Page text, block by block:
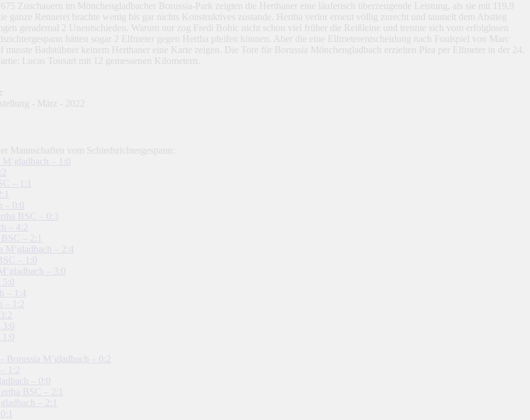
Zuschauern im Mönchengladbacher Borussia-Park zeigten die Herthaner eine läuferisch überzeugende Leistung, als sie mit 119,9
ganze Rennerei brachte wenig bis gar nichts Konstruktives zustande. Hertha verlor erneut völlig zurecht und taumelt dem Abstieg
gerademal 2 Unentschieden. Warum nur zog Fredi Bobic nicht schon viel früher die Reißleine und trennte sich vom erfolglosen
hätten sogar 2 Elfmeter gegen Hertha pfeifen können. Aber die eine Elfmeterentscheidung nach Foulspiel von Marc
Badstübner keinem Herthaner eine Karte zeigen. Die Tore für Borussia Mönchengladbach erzielten Plea per Elfmeter in der 24.
Lucas Tousart mit 12 gemessenen Kilometern.
Mannschaften vom Schiedsrichtergespann:
– 1:0
– 1:1
– 0:0
BSC – 0:3
– 4:2
– 2:1
M’gladbach – 2:4
– 1:0
– 3:0
5:0
– 1:4
– 1:2
3:0
1:0
Borussia M’gladbach – 0:2
1:2
– 0:0
BSC – 2:1
– 2:1